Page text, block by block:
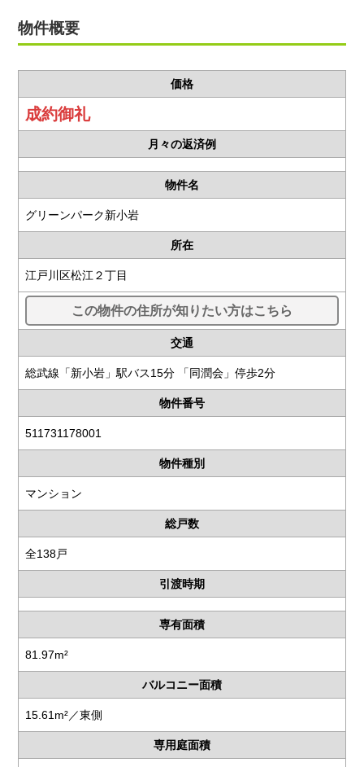
物件概要
価格
成約御礼
月々の返済例
物件名
グリーンパーク新小岩
所在
江戸川区松江２丁目
この物件の住所が知りたい方はこちら
交通
総武線「新小岩」駅バス15分 「同潤会」停歩2分
物件番号
511731178001
物件種別
マンション
総戸数
全138戸
引渡時期
専有面積
81.97m²
バルコニー面積
15.61m²／東側
専用庭面積